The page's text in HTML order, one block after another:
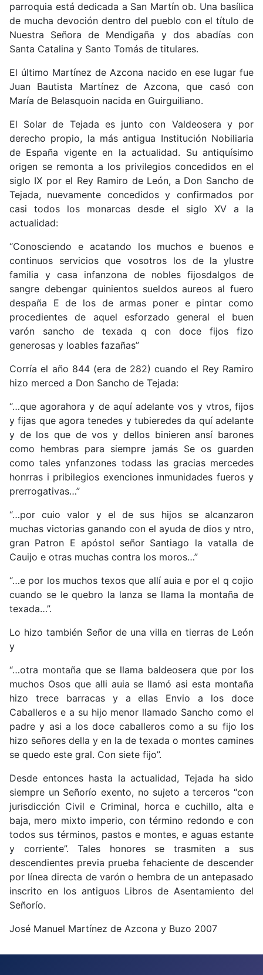
parroquia está dedicada a San Martín ob. Una basílica
de mucha devoción dentro del pueblo con el título de
Nuestra Señora de Mendigaña y dos abadías con
Santa Catalina y Santo Tomás de titulares.
El último Martínez de Azcona nacido en ese lugar fue
Juan Bautista Martínez de Azcona, que casó con
María de Belasquoin nacida en Guirguiliano.
El Solar de Tejada es junto con Valdeosera y por
derecho propio, la más antigua Institución Nobiliaria
de España vigente en la actualidad. Su antiquísimo
origen se remonta a los privilegios concedidos en el
siglo IX por el Rey Ramiro de León, a Don Sancho de
Tejada, nuevamente concedidos y confirmados por
casi todos los monarcas desde el siglo XV a la
actualidad:
“Conosciendo e acatando los muchos e buenos e
continuos servicios que vosotros los de la ylustre
familia y casa infanzona de nobles fijosdalgos de
sangre debengar quinientos sueldos aureos al fuero
despaña E de los de armas poner e pintar como
procedientes de aquel esforzado general el buen
varón sancho de texada q con doce fijos fizo
generosas y loables fazañas”
Corría el año 844 (era de 282) cuando el Rey Ramiro
hizo merced a Don Sancho de Tejada:
“…que agorahora y de aquí adelante vos y vtros, fijos
y fijas que agora tenedes y tubieredes da quí adelante
y de los que de vos y dellos binieren ansí barones
como hembras para siempre jamás Se os guarden
como tales ynfanzones todass las gracias mercedes
honrras i pribilegios exenciones inmunidades fueros y
prerrogativas…”
“…por cuio valor y el de sus hijos se alcanzaron
muchas victorias ganando con el ayuda de dios y ntro,
gran Patron E apóstol señor Santiago la vatalla de
Cauijo e otras muchas contra los moros…”
“…e por los muchos texos que allí auia e por el q cojio
cuando se le quebro la lanza se llama la montaña de
texada…”.
Lo hizo también Señor de una villa en tierras de León
y
“…otra montaña que se llama baldeosera que por los
muchos Osos que alli auia se llamó asi esta montaña
hizo trece barracas y a ellas Envio a los doce
Caballeros e a su hijo menor llamado Sancho como el
padre y asi a los doce caballeros como a su fijo los
hizo señores della y en la de texada o montes camines
se quedo este gral. Con siete fijo”.
Desde entonces hasta la actualidad, Tejada ha sido
siempre un Señorío exento, no sujeto a terceros “con
jurisdicción Civil e Criminal, horca e cuchillo, alta e
baja, mero mixto imperio, con término redondo e con
todos sus términos, pastos e montes, e aguas estante
y corriente”. Tales honores se trasmiten a sus
descendientes previa prueba fehaciente de descender
por línea directa de varón o hembra de un antepasado
inscrito en los antiguos Libros de Asentamiento del
Señorío.
José Manuel Martínez de Azcona y Buzo 2007